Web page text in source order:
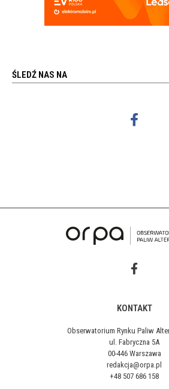
ŚLEDŹ NAS NA
KONTAKT
Obserwatorium Rynku Paliw
ul. Fabryczna 5A
00-446 Warszawa
redakcja@orpa.pl
+48 507 686 158